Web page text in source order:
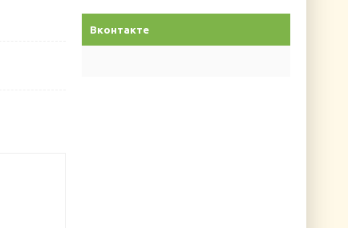
Вконтакте